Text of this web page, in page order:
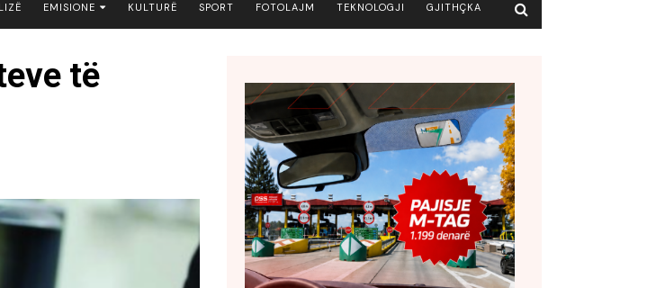
EMISIONE
BOTA NE FOKUS
GJURMË
INTERVISTA EMISION
KONAKU
KULTURË SPORT FOTOLAJM TEKNOLOGJI GJITHÇKA
të